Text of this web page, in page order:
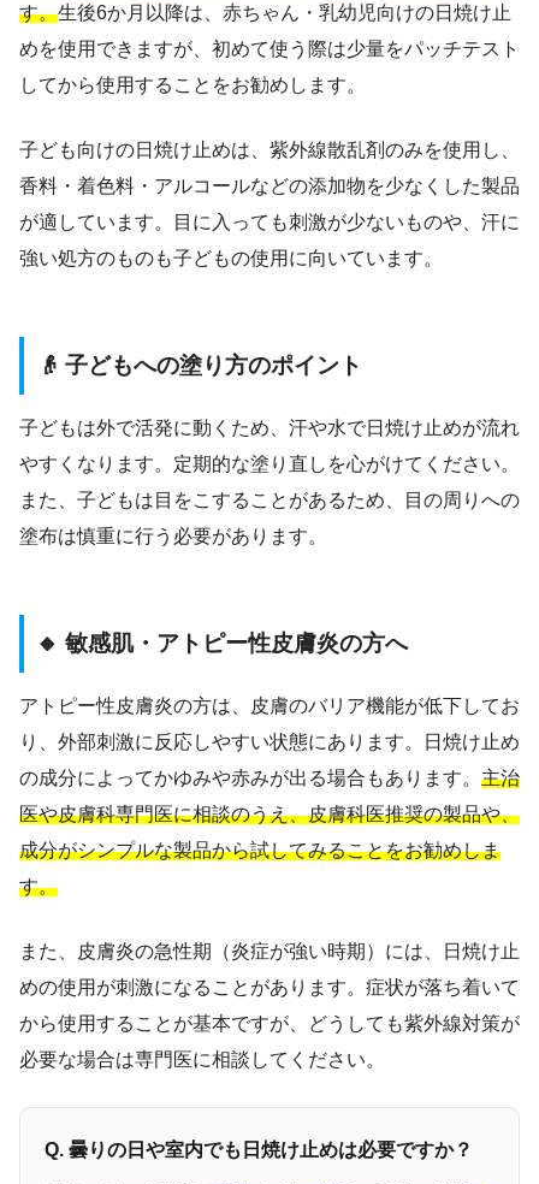
す。生後6か月以降は、赤ちゃん・乳幼児向けの日焼け止
めを使用できますが、初めて使う際は少量をパッチテスト
してから使用することをお勧めします。
子ども向けの日焼け止めは、紫外線散乱剤のみを使用し、
香料・着色料・アルコールなどの添加物を少なくした製品
が適しています。目に入っても刺激が少ないものや、汗に
強い処方のものも子どもの使用に向いています。
👴 子どもへの塗り方のポイント
子どもは外で活発に動くため、汗や水で日焼け止めが流れ
やすくなります。定期的な塗り直しを心がけてください。
また、子どもは目をこすることがあるため、目の周りへの
塗布は慎重に行う必要があります。
🔸 敏感肌・アトピー性皮膚炎の方へ
アトピー性皮膚炎の方は、皮膚のバリア機能が低下してお
り、外部刺激に反応しやすい状態にあります。日焼け止め
の成分によってかゆみや赤みが出る場合もあります。 主治
医や皮膚科専門医に相談のうえ、皮膚科医推奨の製品や、
成分がシンプルな製品から試してみることをお勧めしま
す。
また、皮膚炎の急性期（炎症が強い時期）には、日焼け止
めの使用が刺激になることがあります。症状が落ち着いて
から使用することが基本ですが、どうしても紫外線対策が
必要な場合は専門医に相談してください。
Q. 曇りの日や室内でも日焼け止めは必要ですか？